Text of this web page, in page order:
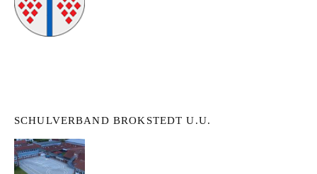
SCHULVERBAND BROKSTEDT U.U.